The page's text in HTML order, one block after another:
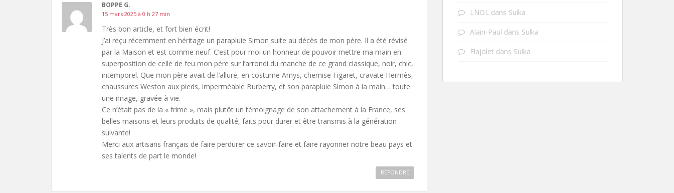
BOPPE G.
15 mars 2025 à 0 h 27 min
Très bon article, et fort bien écrit!
J’ai reçu récemment en héritage un parapluie Simon suite au décès de mon père. Il a été révisé
par la Maison et est comme neuf. C’est pour moi un honneur de pouvoir mettre ma main en
superposition de celle de feu mon père sur l’arrondi du manche de ce grand classique, noir, chic,
intemporel. Que mon père avait de l’allure, en costume Arnys, chemise Figaret, cravate Hermès,
chaussures Weston aux pieds, imperméable Burberry, et son parapluie Simon à la main… toute
une image, gravée à vie.
Ce n’était pas de la « frime », mais plutôt un témoignage de son attachement à la France, ses
belles maisons et leurs produits de qualité, faits pour durer et être transmis à la génération
suivante!
Merci aux artisans français de faire perdurer ce savoir-faire et faire rayonner notre beau pays et
ses talents de part le monde!
RÉPONDRE
LNOL dans Sulka
Alain-Paul dans Sulka
Flajolet dans Sulka